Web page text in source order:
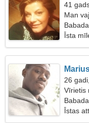
41
Man
Īsta
26
Vīrietis
Īstas